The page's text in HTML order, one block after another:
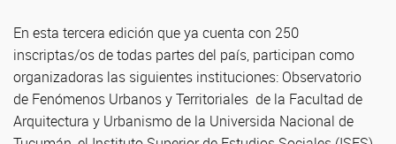
En esta tercera edición que ya cuenta con 250
inscriptas/os de todas partes del país, participan como
organizadoras las siguientes instituciones: Observatorio
de Fenómenos Urbanos y Territoriales de la Facultad de
Arquitectura y Urbanismo de la Universida Nacional de